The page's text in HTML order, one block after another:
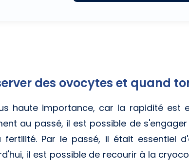
des ovocytes et quand
haute importance, car la rapidité est
au passé, il est possible de
Par le passé, il était essentiel
il est possible de recourir à la